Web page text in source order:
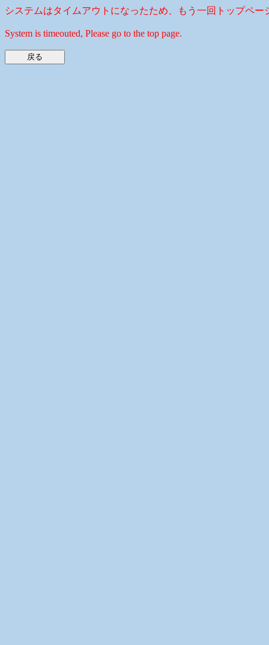
システムはタイムアウトになったため、もう一回トップペー
System is timeouted, Please go to the top page.